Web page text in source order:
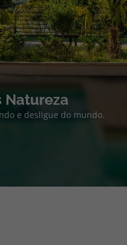
Natureza
e desligue do mundo.